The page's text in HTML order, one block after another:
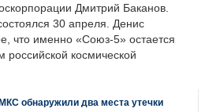
Дмитрий Баканов.
30 апреля. Денис
что именно «Союз-5» остается
российской космической
обнаружили два места утечки